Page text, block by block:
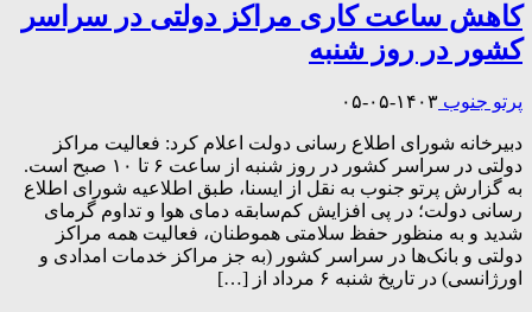
کاهش ساعت کاری مراکز دولتی در سراسر
کشور در روز شنبه
پرتو جنوب ۱۴۰۳-۰۵-۰۵
دبیرخانه شورای اطلاع رسانی دولت اعلام کرد: فعالیت مراکز
دولتی در سراسر کشور در روز شنبه از ساعت ۶ تا ۱۰ صبح است.
به گزارش پرتو جنوب به نقل از ایسنا، طبق اطلاعیه شورای اطلاع
رسانی دولت؛ در پی افزایش کم‌سابقه دمای هوا و تداوم گرمای
شدید و به منظور حفظ سلامتی هموطنان، فعالیت همه مراکز
دولتی و بانک‌ها در سراسر کشور (به جز مراکز خدمات امدادی و
اورژانسی) در تاریخ شنبه ۶ مرداد از […]